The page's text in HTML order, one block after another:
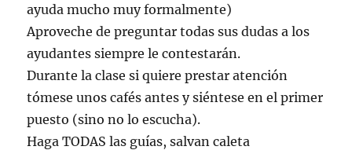
ayuda mucho muy formalmente)
Aproveche de preguntar todas sus dudas a los
ayudantes siempre le contestarán.
Durante la clase si quiere prestar atención
tómese unos cafés antes y siéntese en el primer
puesto (sino no lo escucha).
Haga TODAS las guías, salvan caleta